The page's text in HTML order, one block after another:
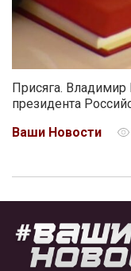
Присяга. Владимир
президента
Ваши Новости